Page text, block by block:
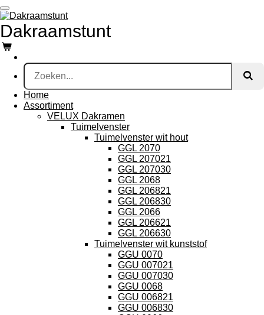
Ga
direct
naar
de
hoofdinhoud
Dakraamstunt
Home
Assortiment
VELUX Dakramen
Tuimelvenster
Tuimelvenster wit hout
GGL 2070
GGL 207021
GGL 207030
GGL 2068
GGL 206821
GGL 206830
GGL 2066
GGL 206621
GGL 206630
Tuimelvenster wit kunststof
GGU 0070
GGU 007021
GGU 007030
GGU 0068
GGU 006821
GGU 006830